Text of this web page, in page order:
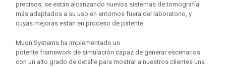
precisos, se están alcanzando nuevos sistemas de tomografía
más adaptados a su uso en entornos fuera del laboratorio, y
cuyas mejoras están en proceso de patente.
Muon Systems ha implementado un
potente framework de simulación capaz de generar escenarios
con un alto grado de detalle para mostrar a nuestros clientes una